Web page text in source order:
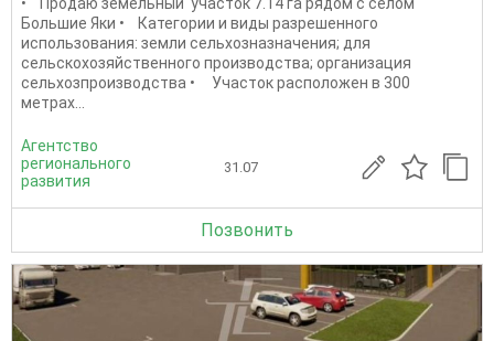
Большие Яки • Категории и виды разрешенного
использования: земли сельхозназначения; для
сельскохозяйственного производства; организация
сельхозпроизводства • Участок расположен в 300
метрах...
Агентство
регионального
развития
31.07
Позвонить